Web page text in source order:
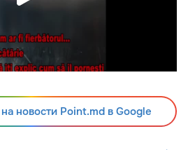
новости Point.md в Google